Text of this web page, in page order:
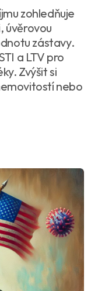
zohledňuje
úvěrovou
zástavy.
a LTV pro
Zvýšit si
nebo